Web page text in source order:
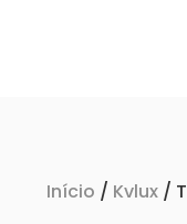
Início / Kvlux /